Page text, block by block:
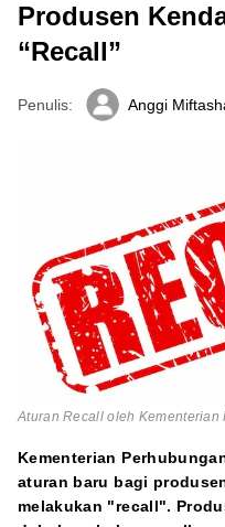
Produsen
“Recall”
Penulis: Anggi
Aturan Recall oleh
Kementerian
aturan baru bagi
melakukan "recall".